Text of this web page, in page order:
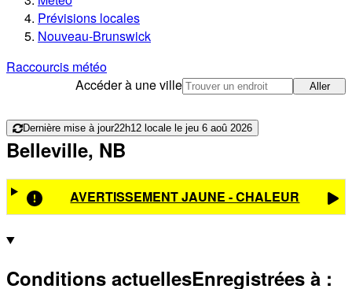
Prévisions locales
Nouveau-Brunswick
Raccourcis météo
Accéder à une ville
Aller
Dernière mise à jour22h12 locale le jeu 6 aoû 2026
Belleville, NB
AVERTISSEMENT JAUNE - CHALEUR
Conditions actuellesEnregistrées à :